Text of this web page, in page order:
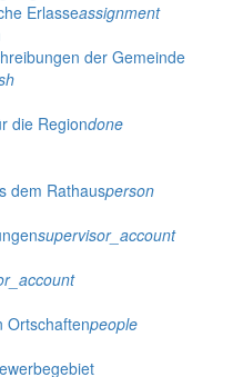
Erlasseassignment
der Gemeinde
die Regiondone
dem Rathausperson
supervisor_account
Ortschaftenpeople